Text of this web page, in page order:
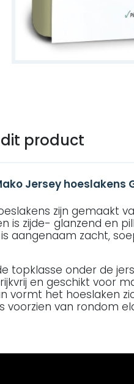
product
Jersey hoeslakens
zijn gemaakt
is zijde- glanzend en
aangenaam zacht,
topklasse onder de
en geschikt voor
vormt het hoeslaken
voorzien van rondom